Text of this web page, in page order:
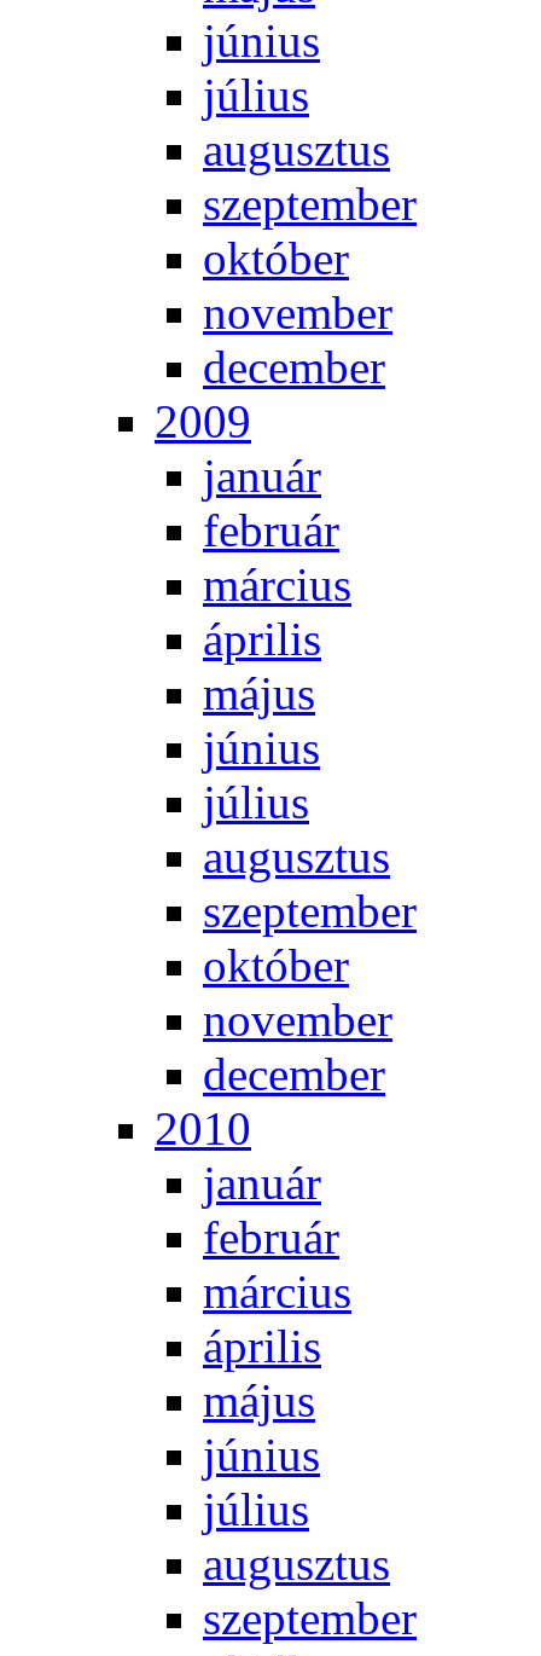
jú­ni­us
jú­li­us
au­gusz­tus
szep­tem­ber
ok­tó­ber
no­vem­ber
de­cem­ber
2009
ja­nu­ár
feb­ru­ár
már­ci­us
áp­ri­lis
má­jus
jú­ni­us
jú­li­us
au­gusz­tus
szep­tem­ber
ok­tó­ber
no­vem­ber
de­cem­ber
2010
ja­nu­ár
feb­ru­ár
már­ci­us
áp­ri­lis
má­jus
jú­ni­us
jú­li­us
au­gusz­tus
szep­tem­ber